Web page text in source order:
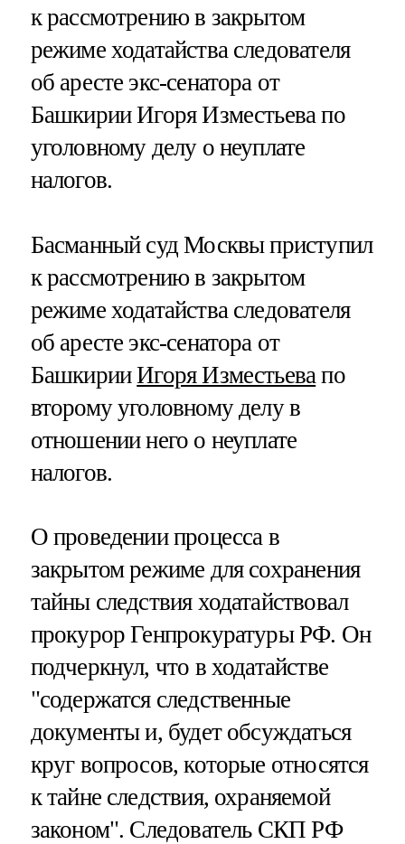
к рассмотрению в закрытом
режиме ходатайства следователя
об аресте экс-сенатора от
Башкирии Игоря Изместьева по
уголовному делу о неуплате
налогов.
Басманный суд Москвы приступил
к рассмотрению в закрытом
режиме ходатайства следователя
об аресте экс-сенатора от
БашкирииИгоря Изместьева по
второму уголовному делу в
отношении него о неуплате
налогов.
О проведении процесса в
закрытом режиме для сохранения
тайны следствия ходатайствовал
прокурор Генпрокуратуры РФ. Он
подчеркнул, что в ходатайстве
"содержатся следственные
документы и, будет обсуждаться
круг вопросов, которые относятся
к тайне следствия, охраняемой
законом". Следователь СКП РФ